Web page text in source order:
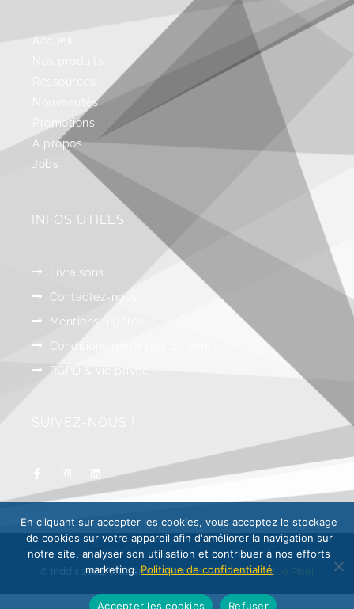
Accueil
Nouveautés
Promotions
À propos
Jobs
INFOS UTILES
Livraisons
Contactez-nous
Mentions légales
Conditions générales de vente
RGPD & vie privée
© Inddis 2024, tous droits réservés. Réalisation :Blue Pixel
En cliquant sur accepter les cookies, vous acceptez le stockage
de cookies sur votre appareil afin d'améliorer la navigation sur
notre site, analyser son utilisation et contribuer à nos efforts
marketing.Politique de confidentialité
Accepter les cookies Refuser